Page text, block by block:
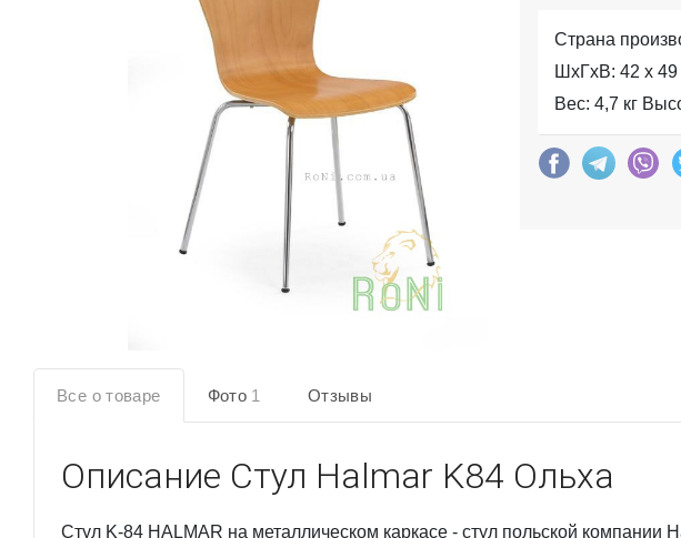
Страна
ШхГхВ: 42 x 49
Вес: 4,7 кг
Все о товаре Фото 1 Отзывы
Описание Стул Halmar K84 Ольха
Стул K-84 HALMAR на металлическом каркасе - стул польской компании